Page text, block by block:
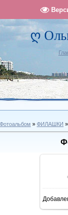
ღ
Фотоальбом » ФИЛАШКИ